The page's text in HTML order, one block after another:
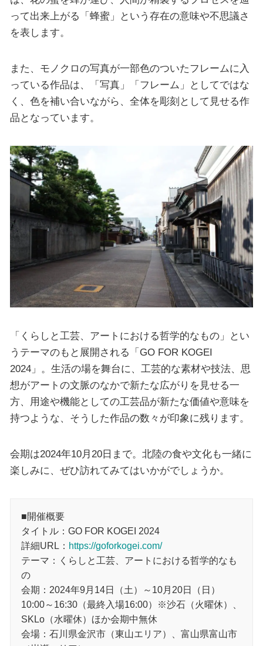
って出来上がる「蜂蜜」という存在の意味や不思議さ
を表します。
また、モノクロの写真が一部色のついたフレームに入
っている作品は、「写真」「フレーム」としてではな
く、色を補い合いながら、全体を彫刻として見せる作
品となっています。
「くらしと工芸、アートにおける哲学的なもの」とい
うテーマのもと展開される「GO FOR KOGEI
2024」。生活の場を舞台に、工芸的な素材や技法、思
想がアートの文脈のなかで新たな広がりを見せる一
方、用途や機能としての工芸品が新たな価値や意味を
持つような、そうした作品の数々が印象に残ります。
会期は2024年10月20日まで。北陸の食や文化も一緒に
楽しみに、ぜひ訪れてみてはいかがでしょうか。
■開催概要
タイトル：GO FOR KOGEI 2024
詳細URL： https://goforkogei.com/
テーマ：くらしと工芸、アートにおける哲学的なも
の
会期：2024年9月14日（土）～10月20日（日）
10:00～16:30（最終入場16:00）※沙石（火曜休）、
SKLo（水曜休）ほか会期中無休
会場：石川県金沢市（東山エリア）、富山県富山市